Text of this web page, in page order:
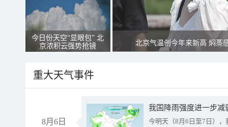
今日份天空“显眼包” 北
京浓积云强势抢镜
北京气温创今年来新高 焖蒸
重大天气事件
8月6日
今明天（8月6日至7日）